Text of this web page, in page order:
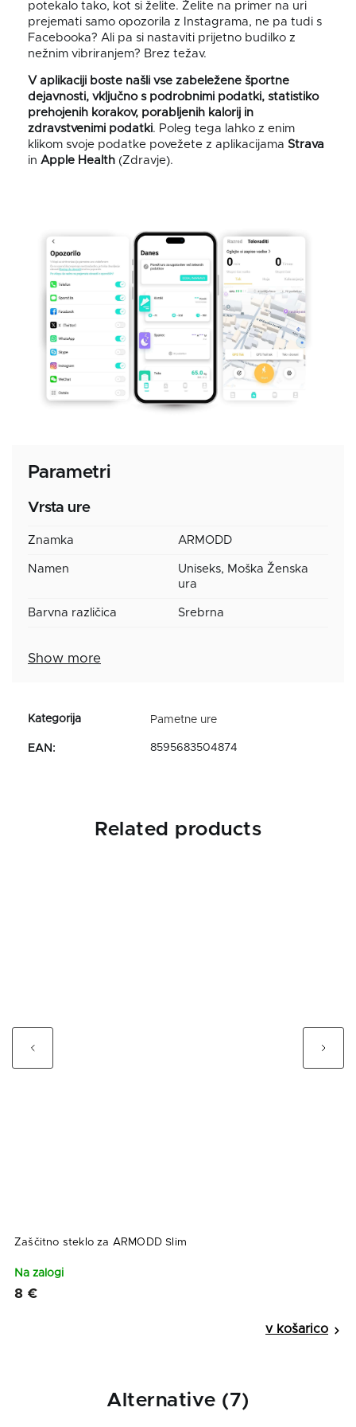
potekalo tako, kot si želite. Želite na primer na uri
prejemati samo opozorila z Instagrama, ne pa tudi s
Facebooka? Ali pa si nastaviti prijetno budilko z
nežnim vibriranjem? Brez težav.
V aplikaciji boste našli vse zabeležene športne
dejavnosti, vključno s podrobnimi podatki, statistiko
prehojenih korakov, porabljenih kalorij in
zdravstvenimi podatki. Poleg tega lahko z enim
klikom svoje podatke povežete z aplikacijama Strava
in Apple Health (Zdravje).
Parametri
Vrsta ure
Znamka ARMODD
Namen
Uniseks, Moška Ženska
ura
Barvna različica Srebrna
Show more
Pametne ure
EAN : 8595683504874
Related products
Previous
Zaščitno steklo za ARMODD Slim
Na zalogi
8 €
Alternative (7)